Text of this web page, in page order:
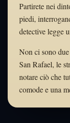
Partirete nei
piedi,
detective legge
Non ci sono
San Rafael, le
notare ciò che
comode e una